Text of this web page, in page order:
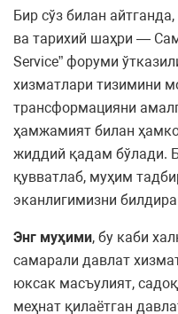
Бир сўз билан
ва тарихий шаҳри —
Service” форуми
хизматлари тизимини
трансформацияни
ҳамжамият билан
жиддий қадам бўлади.
қувватлаб, муҳим
эканлигимизни
Энг муҳими, бу каби
самарали давлат
юксак масъулият,
меҳнат қилаётган